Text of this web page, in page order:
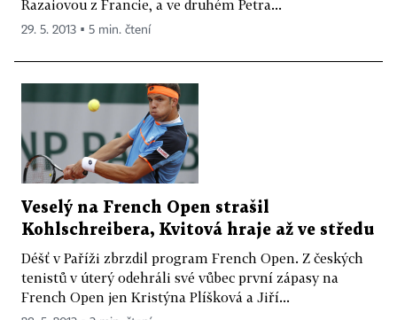
Razaiovou z Francie, a ve druhém Petra...
29. 5. 2013 ▪ 5 min. čtení
Veselý na French Open strašil
Kohlschreibera, Kvitová hraje až ve středu
Déšť v Paříži zbrzdil program French Open. Z českých
tenistů v úterý odehráli své vůbec první zápasy na
French Open jen Kristýna Plíšková a Jiří...